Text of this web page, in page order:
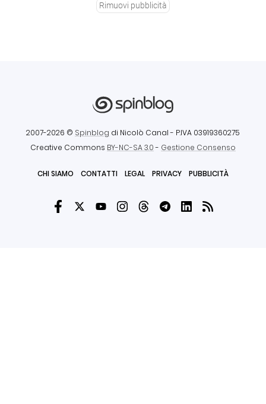
Rimuovi pubblicità
2007-2026 © Spinblog di Nicolò Canal - P.IVA 03919360275
Creative Commons BY-NC-SA 3.0- Gestione Consenso
CHI SIAMO CONTATTI LEGAL PRIVACY PUBBLICITÀ